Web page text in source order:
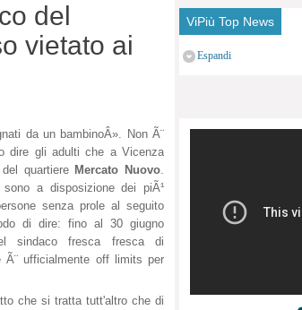
del
vietato ai
da un bambinoÂ». Non Ã¨
dire gli adulti che a Vicenza
quartiere Mercato Nuovo.
a disposizione dei piÃ¹
senza prole al seguito
di dire: fino al 30 giugno
sindaco fresca fresca di
Ã¨ ufficialmente off limits per
che si tratta tutt'altro che di
ViPiù Top News
Espandi